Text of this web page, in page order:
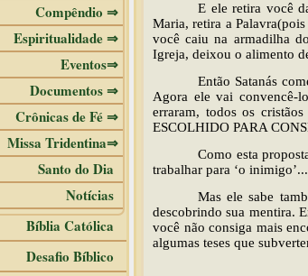
Compêndio ⇒
Espiritualidade ⇒
Eventos⇒
Documentos ⇒
Crônicas de Fé ⇒
Missa Tridentina⇒
Santo do Dia
Notícias
Bíblia Católica
Desafio Bíblico
E ele retira você
Maria, retira a
você caiu na armadilha
Igreja, deixou o alimento
Então Satanás
Agora ele vai convencê-
erraram, todos os
ESCOLHIDO PARA
Como esta
trabalhar para ‘o inimigo’...
Mas ele sabe
descobrindo sua mentira.
você não consiga mais
algumas teses que